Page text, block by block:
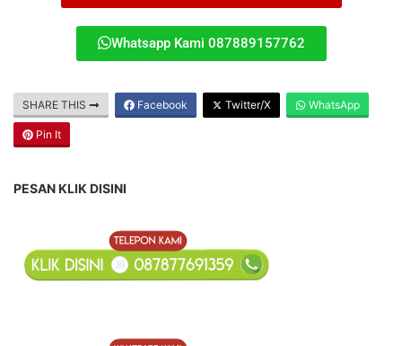
Whatsapp Kami 087889157762
SHARE THIS Facebook Twitter/X WhatsApp
Pin It
PESAN KLIK DISINI